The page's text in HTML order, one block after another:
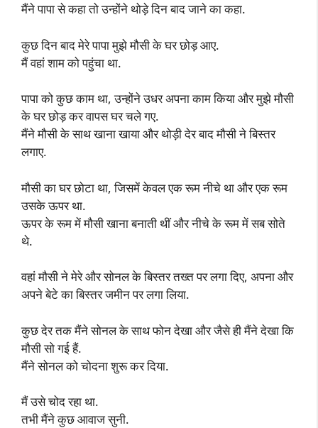
मैंने पापा से कहा तो उन्होंने थोड़े दिन बाद जाने का कहा.
कुछ दिन बाद मेरे पापा मुझे मौसी के घर छोड़ आए.
मैं वहां शाम को पहुंचा था.
पापा को कुछ काम था, उन्होंने उधर अपना काम किया और मुझे मौसी
के घर छोड़ कर वापस घर चले गए.
मैंने मौसी के साथ खाना खाया और थोड़ी देर बाद मौसी ने बिस्तर
लगाए.
मौसी का घर छोटा था, जिसमें केवल एक रूम नीचे था और एक रूम
उसके ऊपर था.
ऊपर के रूम में मौसी खाना बनाती थीं और नीचे के रूम में सब सोते
थे.
वहां मौसी ने मेरे और सोनल के बिस्तर तख्त पर लगा दिए, अपना और
अपने बेटे का बिस्तर जमीन पर लगा लिया.
कुछ देर तक मैंने सोनल के साथ फोन देखा और जैसे ही मैंने देखा कि
मौसी सो गई हैं.
मैंने सोनल को चोदना शुरू कर दिया.
मैं उसे चोद रहा था.
तभी मैंने कुछ आवाज सुनी.